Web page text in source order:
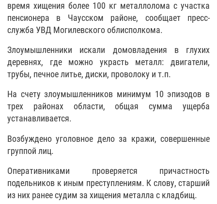
время хищения более 100 кг металлолома с участка
пенсионера в Чаусском районе, сообщает пресс-
служба УВД Могилевского облисполкома.
Злоумышленники искали домовладения в глухих
деревнях, где можно украсть металл: двигатели,
трубы, печное литье, диски, проволоку и т.п.
На счету злоумышленников минимум 10 эпизодов в
трех районах области, общая сумма ущерба
устанавливается.
Возбуждено уголовное дело за кражи, совершенные
группой лиц.
Оперативниками проверяется причастность
подельников к иным преступлениям. К слову, старший
из них ранее судим за хищения металла с кладбищ.